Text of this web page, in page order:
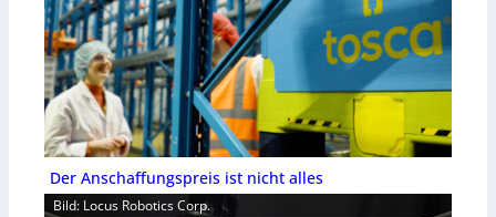
Der Anschaffungspreis ist nicht alles
Bild: Locus Robotics Corp.